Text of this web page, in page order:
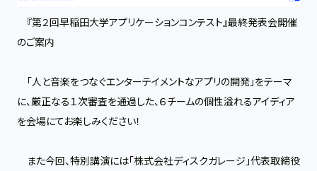
『第２回早稲田大学アプリケーションコンテスト』最終発表会開催
のご案内
「人と音楽をつなぐエンターテイメントなアプリの開発」をテーマ
に、厳正なる１次審査を通過した、６チームの個性溢れるアイディア
を会場にてお楽しみください！
また今回、特別講演には「株式会社ディスクガレージ」代表取締役